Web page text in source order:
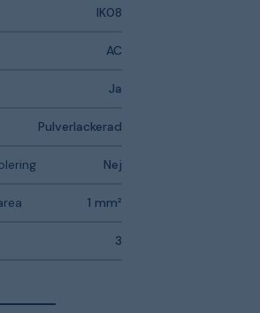
IK08
AC
Ja
Pulverlackerad
Nej
1 mm²
3